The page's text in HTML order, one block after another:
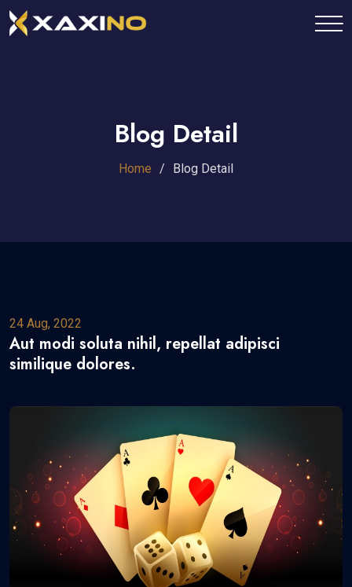
Blog Detail
Home Blog Detail
24 Aug, 2022
Aut modi soluta nihil, repellat adipisci
similique dolores.